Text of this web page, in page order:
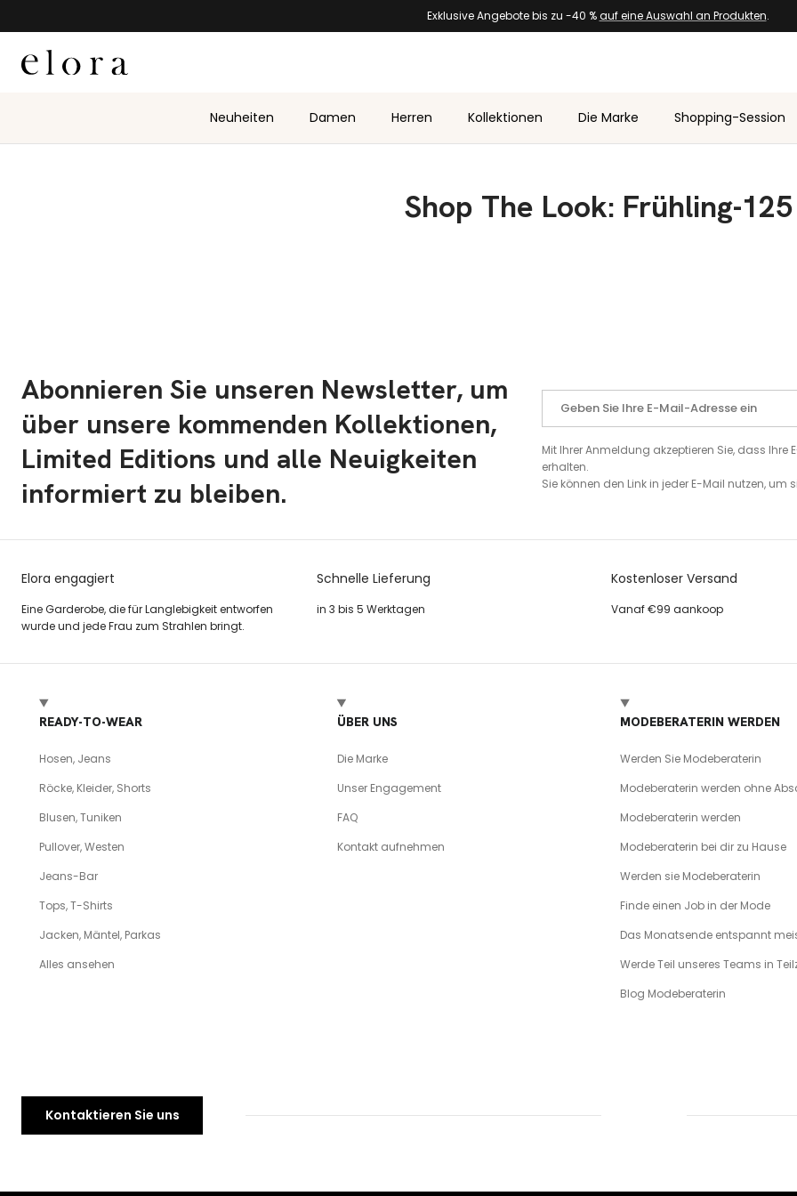
Exklusive Angebote bis zu -40 %auf eine Auswahl an Produkten.
Neuheiten Damen Herren Kollektionen Die Marke Shopping-Session
Shop The Look: Frühling-125
Abonnieren Sie unseren Newsletter, um
über unsere kommenden Kollektionen,
Limited Editions und alle Neuigkeiten
informiert zu bleiben.
Mit Ihrer Anmeldung akzeptieren Sie, dass
erhalten.
Sie können den Link in jeder E-Mail nutzen, um
Elora engagiert
Eine Garderobe, die für Langlebigkeit entworfen
wurde und jede Frau zum Strahlen bringt.
Schnelle Lieferung
in 3 bis 5 Werktagen
Kostenloser Versand
Vanaf €99 aankoop
READY-TO-WEAR
Hosen, Jeans
Röcke, Kleider, Shorts
Blusen, Tuniken
Pullover, Westen
Jeans-Bar
Tops, T-Shirts
Jacken, Mäntel, Parkas
Alles ansehen
ÜBER UNS
Die Marke
Unser Engagement
FAQ
Kontakt aufnehmen
MODEBERATERIN WERDEN
Werden Sie Modeberaterin
Modeberaterin werden ohne
Modeberaterin werden
Modeberaterin bei dir zu Hause
Werden sie Modeberaterin
Finde einen Job in der Mode
Das Monatsende entspannt
Werde Teil unseres Teams in
Blog Modeberaterin
Kontaktieren Sie uns